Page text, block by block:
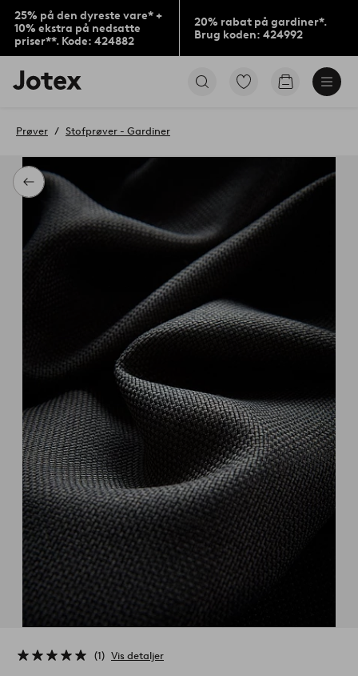
25% på den dyreste vare* +
10% ekstra på nedsatte
priser**. Kode: 424882
20% rabat på gardiner*.
Brug koden: 424992
Jotex
logo
til
Gå
Gå
Tilbage
Prøver Stofprøver - Gardiner
1 Vis detaljer